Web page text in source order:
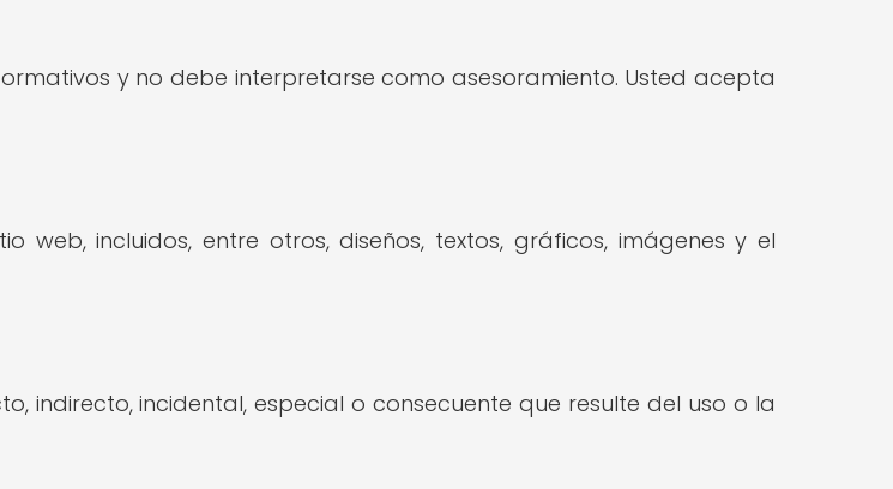
y no debe interpretarse como asesoramiento. Usted acepta
web, incluidos, entre otros, diseños, textos, gráficos, imágenes y el
indirecto, incidental, especial o consecuente que resulte del uso o la